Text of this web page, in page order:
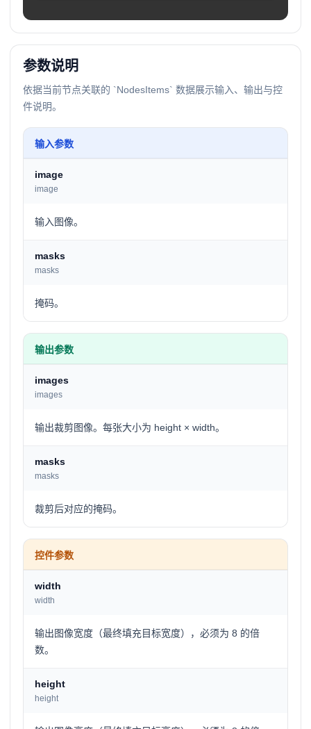
参数说明
依据当前节点关联的 `NodesItems` 数据展示输入、输出与控
件说明。
输入参数
image
image
输入图像。
masks
masks
掩码。
输出参数
images
images
输出裁剪图像。每张大小为 height × width。
masks
masks
裁剪后对应的掩码。
控件参数
width
width
输出图像宽度（最终填充目标宽度），必须为 8 的倍
数。
height
height